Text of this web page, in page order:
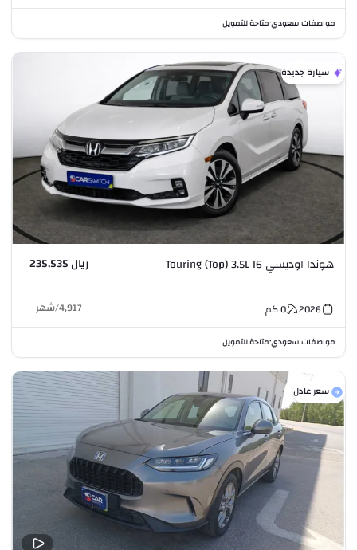
مواصفات سعودي•متاحة للتمويل
سيارة جديدة
هوندا اوديسي Touring (Top) 3.5L I6 ريال 235,535
2026
0كم 4,917
/شهر
مواصفات سعودي•متاحة للتمويل
سعر عادل